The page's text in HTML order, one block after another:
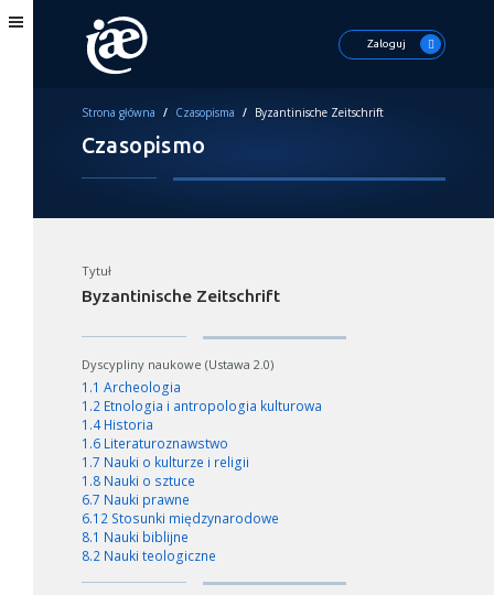
Zaloguj
Strona główna / Czasopisma / Byzantinische Zeitschrift
Czasopismo
Tytuł
Byzantinische Zeitschrift
Dyscypliny naukowe (Ustawa 2.0)
1.1 Archeologia
1.2 Etnologia i antropologia kulturowa
1.4 Historia
1.6 Literaturoznawstwo
1.7 Nauki o kulturze i religii
1.8 Nauki o sztuce
6.7 Nauki prawne
6.12 Stosunki międzynarodowe
8.1 Nauki biblijne
8.2 Nauki teologiczne